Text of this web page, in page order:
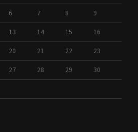
6 7 8 9
13 14 15 16
20 21 22 23
27 28 29 30